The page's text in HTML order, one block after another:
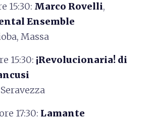
15:30: Marco Rovelli,
Ensemble
Massa
15:30: ¡Revolucionaria! di
17:30: Lamante